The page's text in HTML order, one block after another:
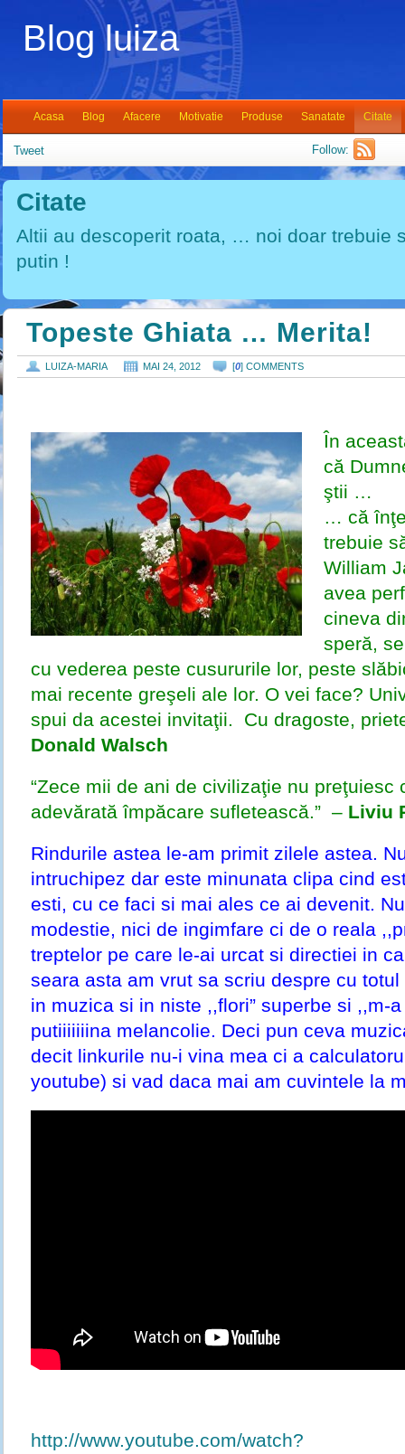
Blog luiza
Acasa Blog Afacere Motivatie Produse Sanatate Citate
Tweet Follow:
Citate
Altii au descoperit roata, … noi doar trebuie
putin !
Topeste Ghiata … Merita!
LUIZA-MARIA MAI 24, 2012 [0] COMMENTS
În
că
ştii …
… că
trebuie
William
avea
cineva
speră,
cu vederea peste cusururile lor, peste
mai recente greşeli ale lor. O vei face?
spui da acestei invitaţii. Cu dragoste,
Donald Walsch
“Zece mii de ani de civilizaţie nu preţuiesc
adevărată împăcare sufletească.” – Liviu
Rindurile astea le-am primit zilele astea.
intruchipez dar este minunata clipa cind
esti, cu ce faci si mai ales ce ai devenit.
modestie, nici de ingimfare ci de o reala
treptelor pe care le-ai urcat si directiei in
seara asta am vrut sa scriu despre cu
in muzica si in niste ,,flori” superbe si ,,m-
putiiiiiiina melancolie. Deci pun ceva
decit linkurile nu-i vina mea ci a
youtube) si vad daca mai am cuvintele la
http://www.youtube.com/watch?